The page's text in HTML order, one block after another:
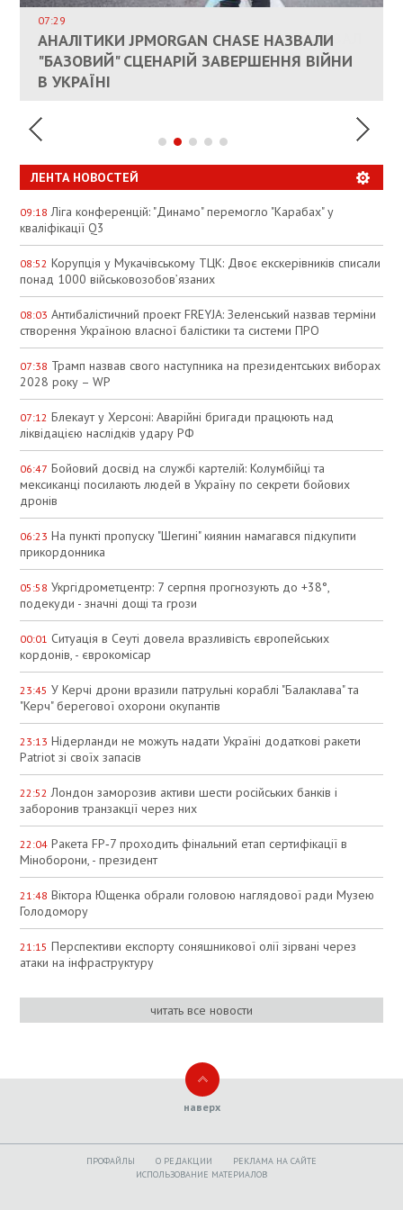
КАНДИДАТ В ПРЕМЬЕРЫ ПОЛЬШИ ПРИЗВАЛ
ЕС ПРЕКРАТИТЬ ВОЕННУЮ ПОМОЩЬ
УКРАИНЕ
07:29
АНАЛІТИКИ JPMORGAN CHASE НАЗВАЛИ
"БАЗОВИЙ" СЦЕНАРІЙ ЗАВЕРШЕННЯ ВІЙНИ
В УКРАЇНІ
СОСТОИТСЯ В БЛИЖАЙШЕЕ ВРЕМЯ, –
РЮТТЕ
ПАЛИВНИЙ РИНОК РОЗІГРІЛИ ШТУЧНО:
АНАЛІТИКИ ЗВИНУВАТИЛИ АЗС У
СПЕКУЛЯЦІЇ
ЛЕНТА НОВОСТЕЙ
09:18 Ліга конференцій: "Динамо" перемогло "Карабах" у
кваліфікації Q3
08:52 Корупція у Мукачівському ТЦК: Двоє екскерівників списали
понад 1000 військовозобов’язаних
08:03 Антибалістичний проект FREYJA: Зеленський назвав терміни
створення Україною власної балістики та системи ПРО
07:38 Трамп назвав свого наступника на президентських виборах
2028 року – WP
07:12 Блекаут у Херсоні: Аварійні бригади працюють над
ліквідацією наслідків удару РФ
06:47 Бойовий досвід на службі картелій: Колумбійці та
мексиканці посилають людей в Україну по секрети бойових
дронів
06:23 На пункті пропуску "Шегині" киянин намагався підкупити
прикордонника
05:58 Укргідрометцентр: 7 серпня прогнозують до +38°,
подекуди - значні дощі та грози
00:01 Ситуація в Сеуті довела вразливість європейських
кордонів, - єврокомісар
23:45 У Керчі дрони вразили патрульні кораблі "Балаклава" та
"Керч" берегової охорони окупантів
23:13 Нідерланди не можуть надати Україні додаткові ракети
Patriot зі своїх запасів
22:52 Лондон заморозив активи шести російських банків і
заборонив транзакції через них
22:04 Ракета FP‑7 проходить фінальний етап сертифікації в
Міноборони, - президент
21:48 Віктора Ющенка обрали головою наглядової ради Музею
Голодомору
21:15 Перспективи експорту соняшникової олії зірвані через
атаки на інфраструктуру
читать все новости
наверх
ПРОФАЙЛЫ O РЕДАКЦИИ
РЕКЛАМА НА САЙТЕ
ИСПОЛЬЗОВАНИЕ МАТЕРИАЛОВ